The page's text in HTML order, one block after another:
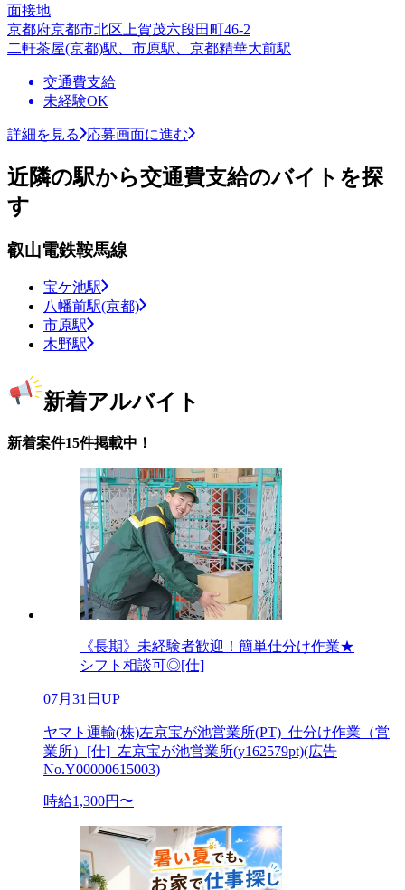
面接地
京都府京都市北区上賀茂六段田町46-2
二軒茶屋(京都)駅、市原駅、京都精華大前駅
交通費支給
未経験OK
詳細を見る 応募画面に進む
近隣の駅から交通費支給のバイトを探
す
叡山電鉄鞍馬線
宝ケ池駅
八幡前駅(京都)
市原駅
木野駅
新着アルバイト
新着案件15件掲載中！
《長期》未経験者歓迎！簡単仕分け作業★
シフト相談可◎[仕]
07月31日UP
ヤマト運輸(株)左京宝が池営業所(PT)_仕分け作業（営
業所）[仕]_左京宝が池営業所(y162579pt)(広告
No.Y00000615003)
時給1,300円〜